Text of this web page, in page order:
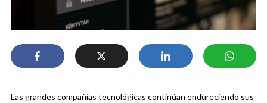
Las grandes compañías tecnológicas continúan endureciendo sus